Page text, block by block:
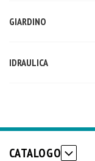
GIARDINO
IDRAULICA
CATALOGO